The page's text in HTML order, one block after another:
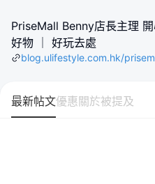
PriseMall Benny店長主理
好物 ｜ 好玩去處
blog.ulifestyle.com.hk/
最新帖文優惠 關於被提及